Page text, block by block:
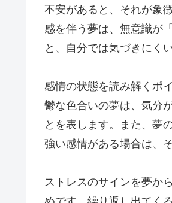
不安があると、それが象
感を伴う夢は、無意識が
と、自分では気づきにく
感情の状態を読み解くポ
鬱な色合いの夢は、気分
とを表します。また、夢
強い感情がある場合は、
ストレスのサインを夢か